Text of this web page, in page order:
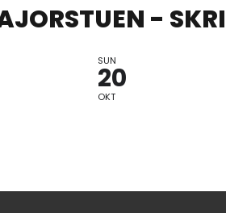
-
SUN
20
OKT